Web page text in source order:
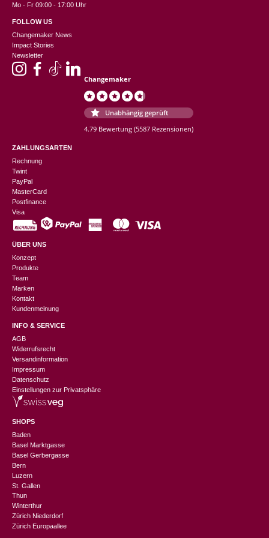
Mo - Fr 09:00 - 17:00 Uhr
FOLLOW US
Changemaker News
Impact Stories
Newsletter
Changemaker
Unabhängig geprüft
4.79 Bewertung (5587 Rezensionen)
ZAHLUNGSARTEN
Rechnung
Twint
PayPal
MasterCard
Postfinance
Visa
ÜBER UNS
Konzept
Produkte
Team
Marken
Kontakt
Kundenmeinung
INFO & SERVICE
AGB
Widerrufsrecht
Versandinformation
Impressum
Datenschutz
Einstellungen zur Privatsphäre
SHOPS
Baden
Basel Marktgasse
Basel Gerbergasse
Bern
Luzern
St. Gallen
Thun
Winterthur
Zürich Niederdorf
Zürich Europaallee